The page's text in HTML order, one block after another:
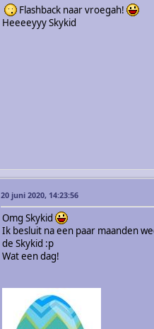
Flashback naar vroegah!
Heeeeyyy Skykid
20 juni 2020, 14:23:56
Omg Skykid
Ik besluit na een paar maanden
de Skykid :p
Wat een dag!